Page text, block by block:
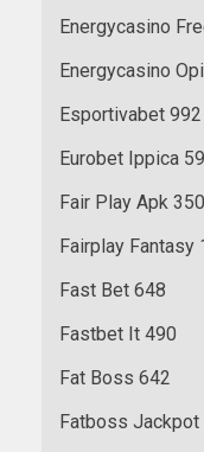
Energycasino
Energycasino
Esportivabet 992
Eurobet Ippica
Fair Play Apk 350
Fairplay Fantasy
Fast Bet 648
Fastbet It 490
Fat Boss 642
Fatboss Jackpot